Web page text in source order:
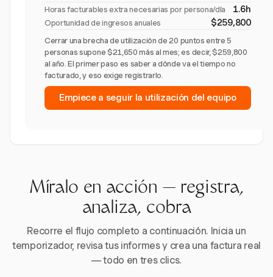
Horas facturables extra necesarias por persona/día 1.6h
Oportunidad de ingresos anuales $259,800
Cerrar una brecha de utilización de 20 puntos entre 5
personas supone $21,650 más al mes; es decir, $259,800
al año. El primer paso es saber a dónde va el tiempo no
facturado, y eso exige registrarlo.
Empiece a seguir la utilización del equipo
Míralo en acción — registra,
analiza, cobra
Recorre el flujo completo a continuación. Inicia un
temporizador, revisa tus informes y crea una factura real
— todo en tres clics.